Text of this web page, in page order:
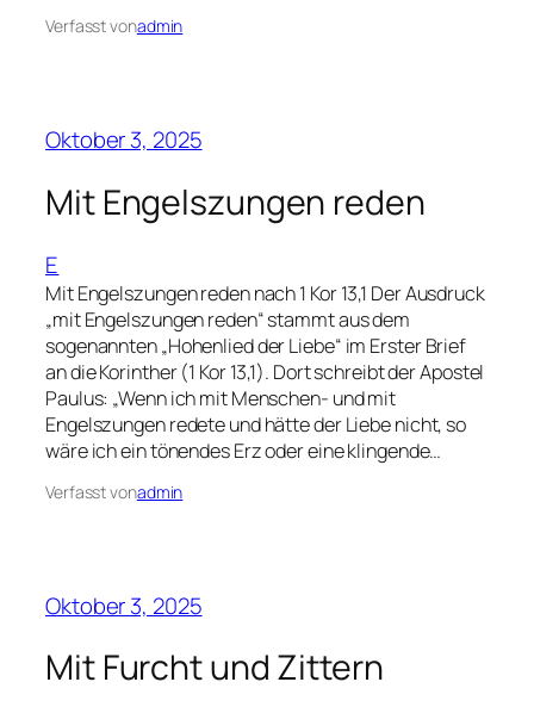
Verfasst vonadmin
Oktober 3, 2025
Mit Engelszungen reden
E
Mit Engelszungen reden nach 1 Kor 13,1 Der Ausdruck
„mit Engelszungen reden“ stammt aus dem
sogenannten „Hohenlied der Liebe“ im Erster Brief
an die Korinther (1 Kor 13,1). Dort schreibt der Apostel
Paulus: „Wenn ich mit Menschen- und mit
Engelszungen redete und hätte der Liebe nicht, so
wäre ich ein tönendes Erz oder eine klingende…
Verfasst vonadmin
Oktober 3, 2025
Mit Furcht und Zittern